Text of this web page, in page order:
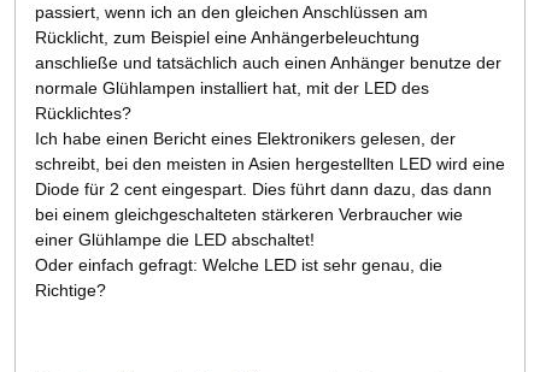
passiert, wenn ich an den gleichen Anschlüssen am
Rücklicht, zum Beispiel eine Anhängerbeleuchtung
anschließe und tatsächlich auch einen Anhänger benutze der
normale Glühlampen installiert hat, mit der LED des
Rücklichtes?
Ich habe einen Bericht eines Elektronikers gelesen, der
schreibt, bei den meisten in Asien hergestellten LED wird eine
Diode für 2 cent eingespart. Dies führt dann dazu, das dann
bei einem gleichgeschalteten stärkeren Verbraucher wie
einer Glühlampe die LED abschaltet!
Oder einfach gefragt: Welche LED ist sehr genau, die
Richtige?